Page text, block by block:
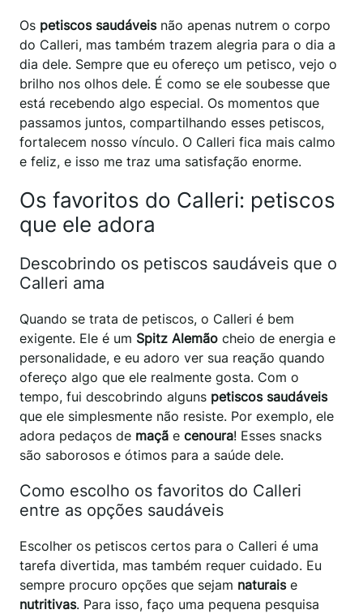
Os petiscos saudáveisnão apenas nutrem o corpo
do Calleri, mas também trazem alegria para o dia a
dia dele. Sempre que eu ofereço um petisco, vejo o
brilho nos olhos dele. É como se ele soubesse que
está recebendo algo especial. Os momentos que
passamos juntos, compartilhando esses petiscos,
fortalecem nosso vínculo. O Calleri fica mais calmo
e feliz, e isso me traz uma satisfação enorme.
Os favoritos do Calleri: petiscos
que ele adora
Descobrindo os petiscos saudáveis que o
Calleri ama
Quando se trata de petiscos, o Calleri é bem
exigente. Ele é um Spitz Alemão cheio de energia e
personalidade, e eu adoro ver sua reação quando
ofereço algo que ele realmente gosta. Com o
tempo, fui descobrindo alguns petiscos saudáveis
que ele simplesmente não resiste. Por exemplo, ele
adora pedaços de maçã e cenoura! Esses snacks
são saborosos e ótimos para a saúde dele.
Como escolho os favoritos do Calleri
entre as opções saudáveis
Escolher os petiscos certos para o Calleri é uma
tarefa divertida, mas também requer cuidado. Eu
sempre procuro opções que sejam naturaise
nutritivas. Para isso, faço uma pequena pesquisa